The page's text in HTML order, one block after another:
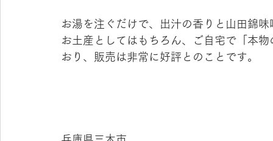
お湯を注ぐだけで、出汁の香りと山田錦
お土産としてはもちろん、ご自宅で「本
おり、販売は非常に好評とのことです。